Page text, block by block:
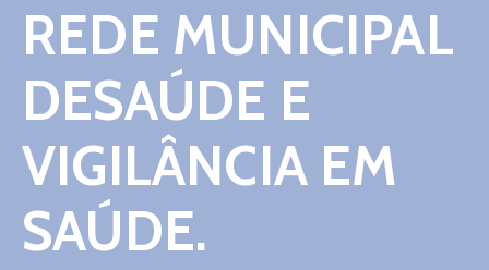
REDE MUNICIPAL
DESAÚDE E
VIGILÂNCIA EM
SAÚDE.